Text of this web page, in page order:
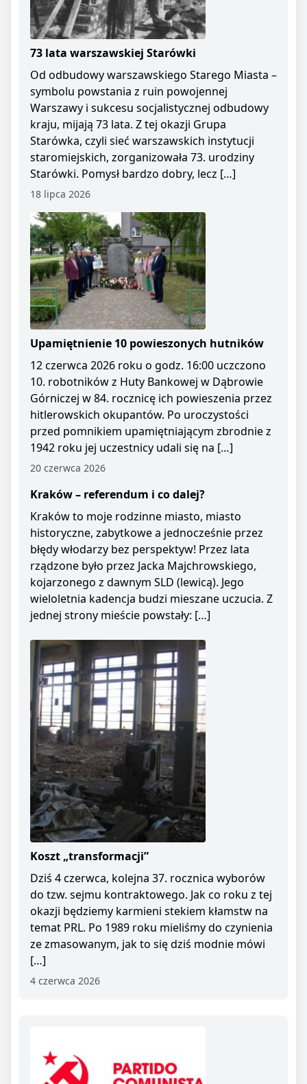
73 lata warszawskiej Starówki
Od odbudowy warszawskiego Starego Miasta –
symbolu powstania z ruin powojennej
Warszawy i sukcesu socjalistycznej odbudowy
kraju, mijają 73 lata. Z tej okazji Grupa
Starówka, czyli sieć warszawskich instytucji
staromiejskich, zorganizowała 73. urodziny
Starówki. Pomysł bardzo dobry, lecz […]
18 lipca 2026
Upamiętnienie 10 powieszonych hutników
12 czerwca 2026 roku o godz. 16:00 uczczono
10. robotników z Huty Bankowej w Dąbrowie
Górniczej w 84. rocznicę ich powieszenia przez
hitlerowskich okupantów. Po uroczystości
przed pomnikiem upamiętniającym zbrodnie z
1942 roku jej uczestnicy udali się na […]
20 czerwca 2026
Kraków – referendum i co dalej?
Kraków to moje rodzinne miasto, miasto
historyczne, zabytkowe a jednocześnie przez
błędy włodarzy bez perspektyw! Przez lata
rządzone było przez Jacka Majchrowskiego,
kojarzonego z dawnym SLD (lewicą). Jego
wieloletnia kadencja budzi mieszane uczucia. Z
jednej strony mieście powstały: […]
Koszt „transformacji”
Dziś 4 czerwca, kolejna 37. rocznica wyborów
do tzw. sejmu kontraktowego. Jak co roku z tej
okazji będziemy karmieni stekiem kłamstw na
temat PRL. Po 1989 roku mieliśmy do czynienia
ze zmasowanym, jak to się dziś modnie mówi
[…]
4 czerwca 2026